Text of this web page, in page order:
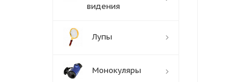
видения
Лупы
Монокуляры